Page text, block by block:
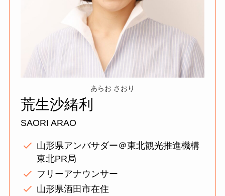
あらお さおり
荒生沙緒利
SAORI ARAO
山形県アンバサダー＠東北観光推進機構
東北PR局
フリーアナウンサー
山形県酒田市在住